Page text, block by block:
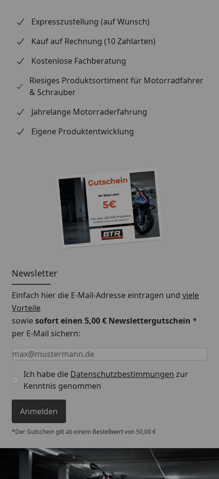
Fertigung in Europa sowie Erfahrung aus dem
professionellen Rennsport. Ob Straße / Alltag und
über die SBS-Anwendungsliste schnell heraus, ob
beim Bremsen auf die Erfahrung des dänischen
Spezialisten.
Expresszustellung (auf Wunsch)
Kauf auf Rechnung (10 Zahlarten)
Kostenlose Fachberatung
Riesiges Produktsortiment für Motorradfahrer
& Schrauber
Jahrelange Motorraderfahrung
Eigene Produktentwicklung
Newsletter
Einfach hier die E-Mail-Adresse eintragen und viele
Vorteile
sowiesofort einen 5,00 € Newslettergutschein *
per E-Mail sichern:
Keine Eingabe erforderlich
Eingabe erforderlich
E-Mail *
Ich habe die Datenschutzbestimmungen zur
Kenntnis genommen
Anmelden
*Der Gutschein gilt ab einem Bestellwert von 50,00 €